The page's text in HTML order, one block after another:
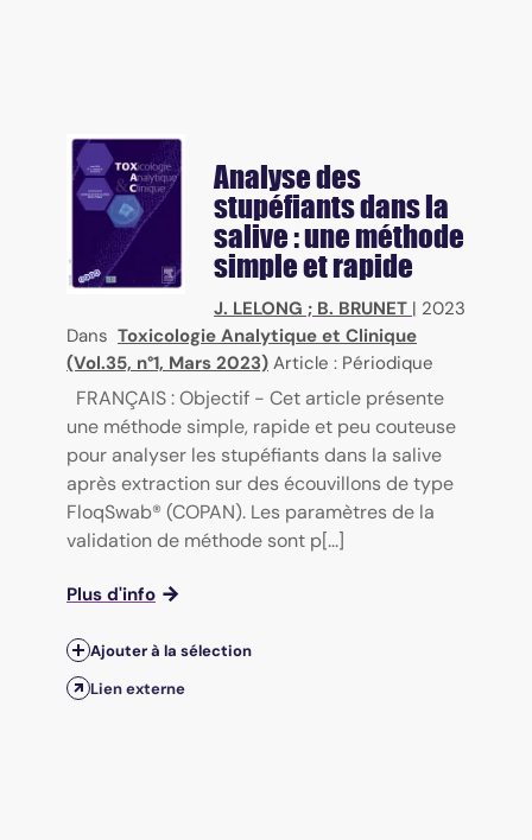
Analyse des
stupéfiants dans la
salive : une méthode
simple et rapide
J. LELONG ; B. BRUNET | 2023
Dans Toxicologie Analytique et Clinique
(Vol.35, n°1, Mars 2023) Article : Périodique
FRANÇAIS : Objectif - Cet article présente
une méthode simple, rapide et peu couteuse
pour analyser les stupéfiants dans la salive
après extraction sur des écouvillons de type
FloqSwab® (COPAN). Les paramètres de la
validation de méthode sont p[...]
Plus d'info
Ajouter à la sélection
Lien externe